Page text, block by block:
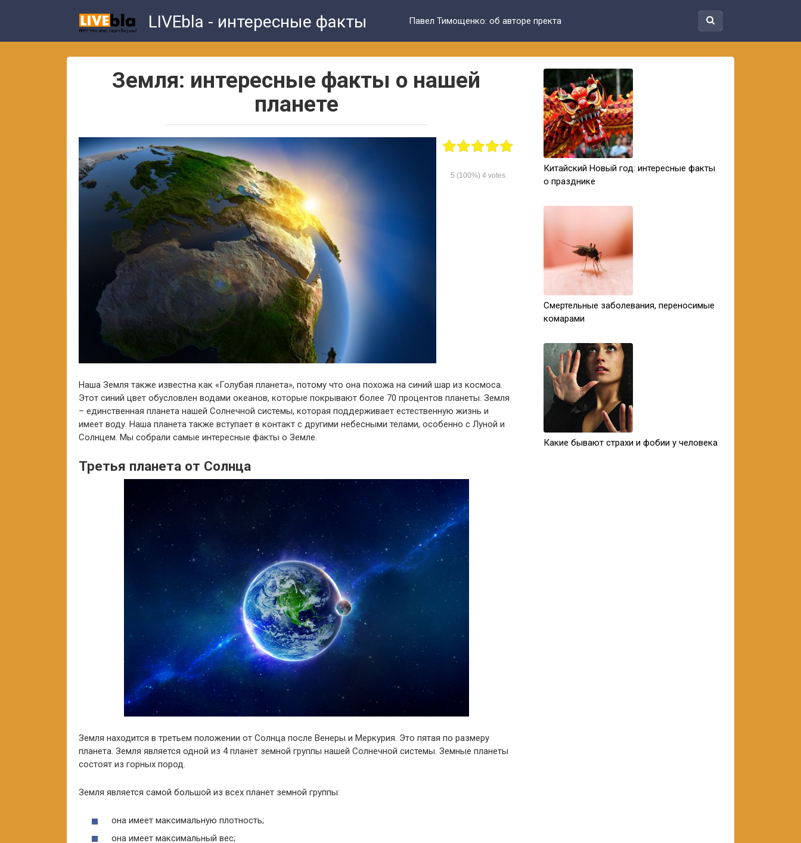
LIVEbla - интересные факты Павел Тимощенко: об авторе пректа
Земля: интересные факты о нашей
планете
5 (100%) 4 votes
Наша Земля также известна как «Голубая планета», потому что она похожа на синий шар из космоса.
Этот синий цвет обусловлен водами океанов, которые покрывают более 70 процентов планеты. Земля
– единственная планета нашей Солнечной системы, которая поддерживает естественную жизнь и
имеет воду. Наша планета также вступает в контакт с другими небесными телами, особенно с Луной и
Солнцем. Мы собрали самые интересные факты о Земле.
Третья планета от Солнца
Земля находится в третьем положении от Солнца после Венеры и Меркурия. Это пятая по размеру
планета. Земля является одной из 4 планет земной группы нашей Солнечной системы. Земные планеты
состоят из горных пород.
Земля является самой большой из всех планет земной группы:
она имеет максимальную плотность;
она имеет максимальный вес;
Китайский Новый год: интересные факты
о празднике
Смертельные заболевания, переносимые
комарами
Какие бывают страхи и фобии у человека